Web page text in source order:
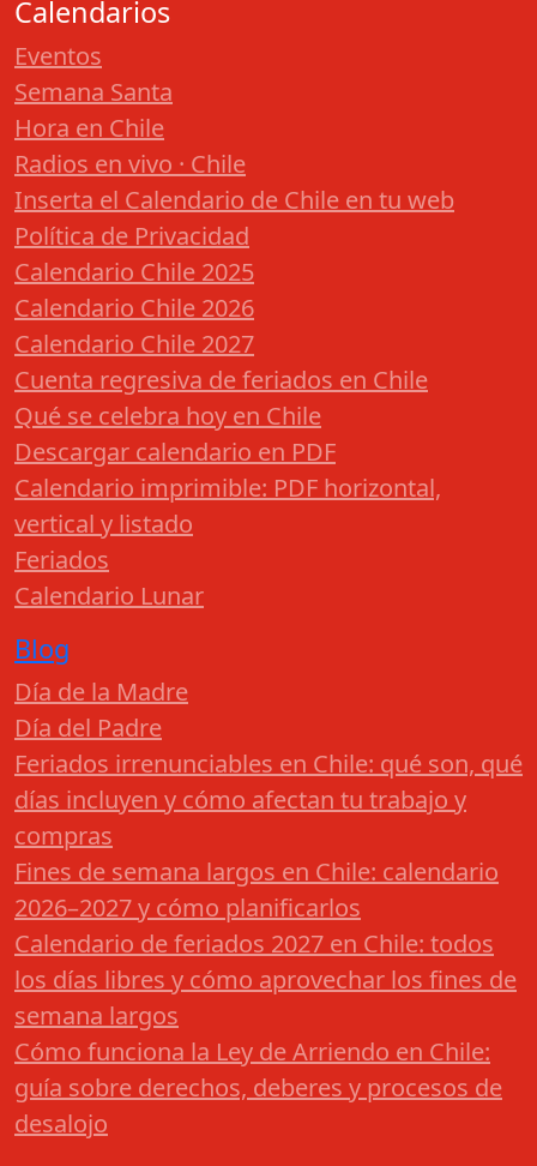
Calendarios
Eventos
Semana Santa
Hora en Chile
Radios en vivo · Chile
Inserta el Calendario de Chile en tu web
Política de Privacidad
Calendario Chile 2025
Calendario Chile 2026
Calendario Chile 2027
Cuenta regresiva de feriados en Chile
Qué se celebra hoy en Chile
Descargar calendario en PDF
Calendario imprimible: PDF horizontal,
vertical y listado
Feriados
Calendario Lunar
Blog
Día de la Madre
Día del Padre
Feriados irrenunciables en Chile: qué son, qué
días incluyen y cómo afectan tu trabajo y
compras
Fines de semana largos en Chile: calendario
2026–2027 y cómo planificarlos
Calendario de feriados 2027 en Chile: todos
los días libres y cómo aprovechar los fines de
semana largos
Cómo funciona la Ley de Arriendo en Chile:
guía sobre derechos, deberes y procesos de
desalojo